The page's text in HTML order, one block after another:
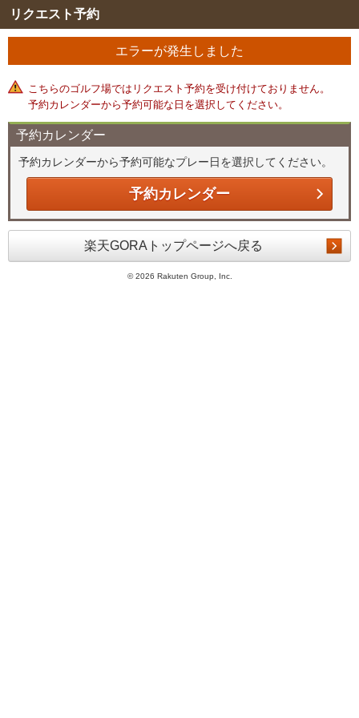
リクエスト予約
エラーが発生しました
こちらのゴルフ場ではリクエスト予約を受け付けておりません。
予約カレンダーから予約可能な日を選択してください。
予約カレンダー
予約カレンダーから予約可能なプレー日を選択してください。
予約カレンダー
楽天GORAトップページへ戻る
©2026 Rakuten Group, Inc.